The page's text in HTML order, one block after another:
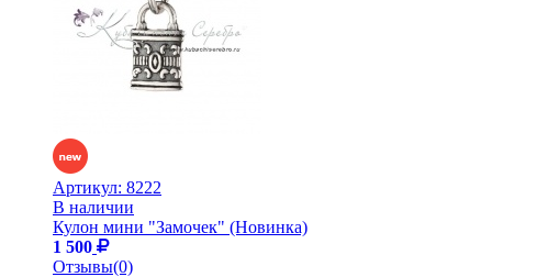
Артикул: 8222
В наличии
Кулон мини "Замочек" (Новинка)
1 500
Отзывы(0)